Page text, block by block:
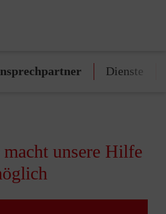
Dienste
macht unsere Hilfe